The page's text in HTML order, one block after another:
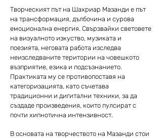
Творческият път на Шахриар Мазанди е път
на трансформация, дълбочина и сурова
емоционална енергия. Свързвайки световете
на визуалното изкуство, музиката и
поезията, неговата работа изследва
неизследваните територии на човешкото
възприятие, езика и подсъзнанието.
Практиката му се противопоставя на
категоризацията, като съчетава
традиционни и дигитални техники, за да
създаде произведения, които пулсират с
почти хипнотична интензивност.
В основата на творчеството на Мазанди стои